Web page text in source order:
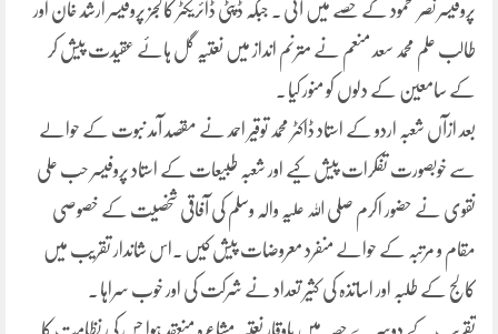
پروفیسر نصر محمود کے حصے میں آئی ۔ جبکہ ڈپٹی ڈائریکٹر کالجز پروفیسر ارشد خان اور
طالب علم محمد سعد منعم نے مترنم انداز میں نعتیہ گل ہائے عقیدت پیش کر
کے سامعین کے دلوں کو منور کیا ۔
بعد ازآں شعبہ اردو کے استاد ڈاکٹر محمد توقیر احمد نے مقصد آمد نبوت کے حوالے
سے خوبصورت تفکرات پیش کیے اور شعبہ طبیعات کے استاد پروفیسر حب علی
نقوی نے حضور اکرم صلی اللہ علیہ والہ وسلم کی آفاقی شخصیت کے خصوصی
مقام و مرتبہ کے حوالے منفرد معروضات پیش کیں ۔اس شاندار تقریب میں
کالج کے طلبہ اور اساتذہ کی کثیر تعداد نے شرکت کی اور خوب سراہا ۔
تقریب کے دوسرے حصہ میں باوقار نعتیہ مشاعرہ منعقد ہوا جس کی نظامت کا